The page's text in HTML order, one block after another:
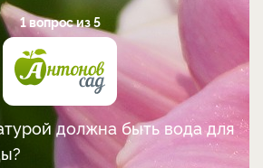
1 вопрос из 5
должна быть вода для